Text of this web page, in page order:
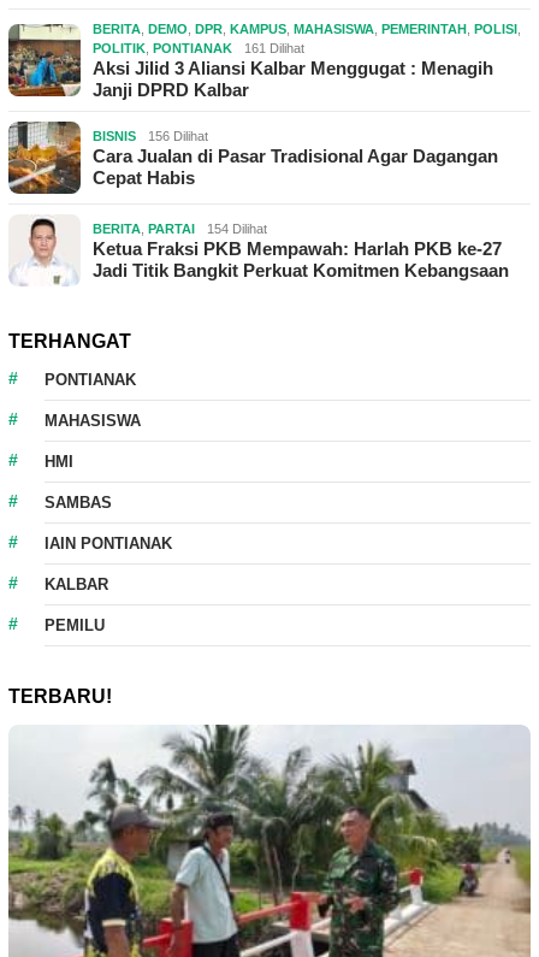
BERITA DEMO DPR KAMPUS MAHASISWA PEMERINTAH POLISI
POLITIK PONTIANAK 161 Dilihat
Aksi Jilid 3 Aliansi Kalbar Menggugat : Menagih
Janji DPRD Kalbar
BISNIS 156 Dilihat
Cara Jualan di Pasar Tradisional Agar Dagangan
Cepat Habis
BERITA PARTAI 154 Dilihat
Ketua Fraksi PKB Mempawah: Harlah PKB ke-27
Jadi Titik Bangkit Perkuat Komitmen Kebangsaan
TERHANGAT
PONTIANAK
MAHASISWA
HMI
SAMBAS
IAIN PONTIANAK
KALBAR
PEMILU
TERBARU!